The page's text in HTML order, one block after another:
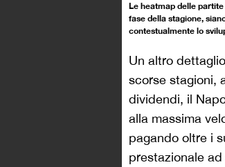
Le heatmap delle
fase della stagione,
contestualmente lo
Un altro
scorse stagioni,
dividendi, il
alla massima
pagando oltre i
prestazionale